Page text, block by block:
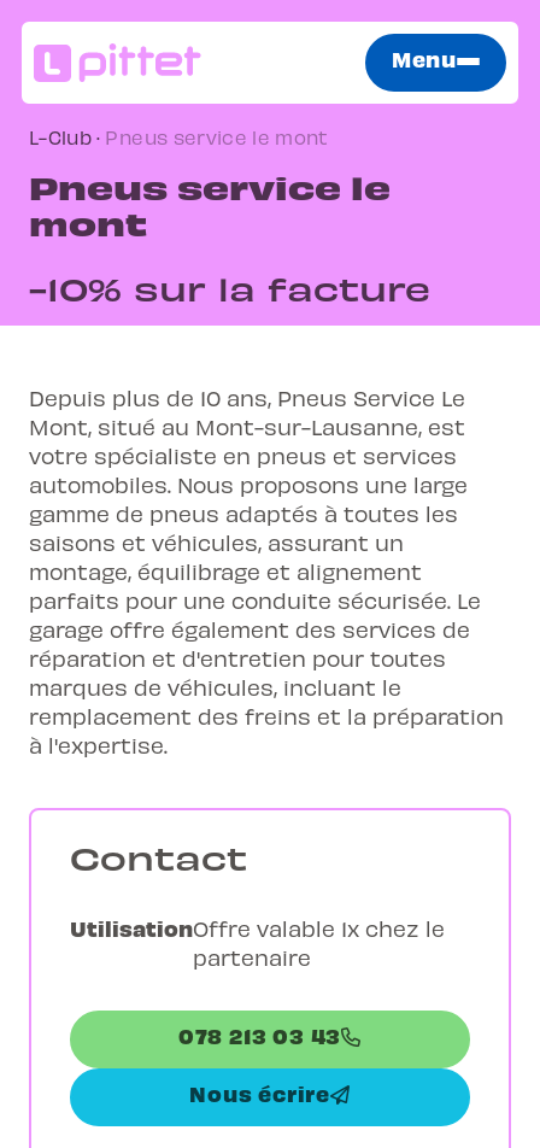
Menu
L-Club · Pneus service le mont
Pneus service le
mont
-10% sur la facture
Depuis plus de 10 ans, Pneus Service Le
Mont, situé au Mont-sur-Lausanne, est
votre spécialiste en pneus et services
automobiles. Nous proposons une large
gamme de pneus adaptés à toutes les
saisons et véhicules, assurant un
montage, équilibrage et alignement
parfaits pour une conduite sécurisée. Le
garage offre également des services de
réparation et d'entretien pour toutes
marques de véhicules, incluant le
remplacement des freins et la préparation
à l'expertise.
Contact
UtilisationOffre valable 1x chez le
partenaire
078 213 03 43
Nous écrire